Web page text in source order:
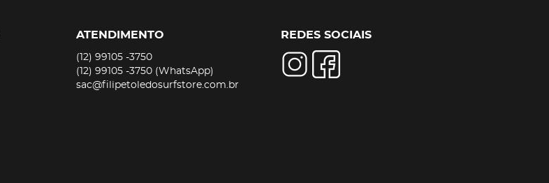
ATENDIMENTO
(12) 99105 -3750
(12) 99105 -3750 (WhatsApp)
sac@filipetoledosurfstore.com.br
REDES SOCIAIS